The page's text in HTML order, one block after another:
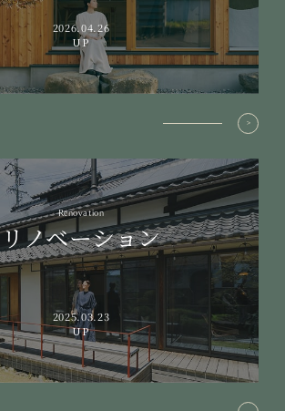
2026.04.26
UP
Renovation
リノベーション
2025.03.23
UP